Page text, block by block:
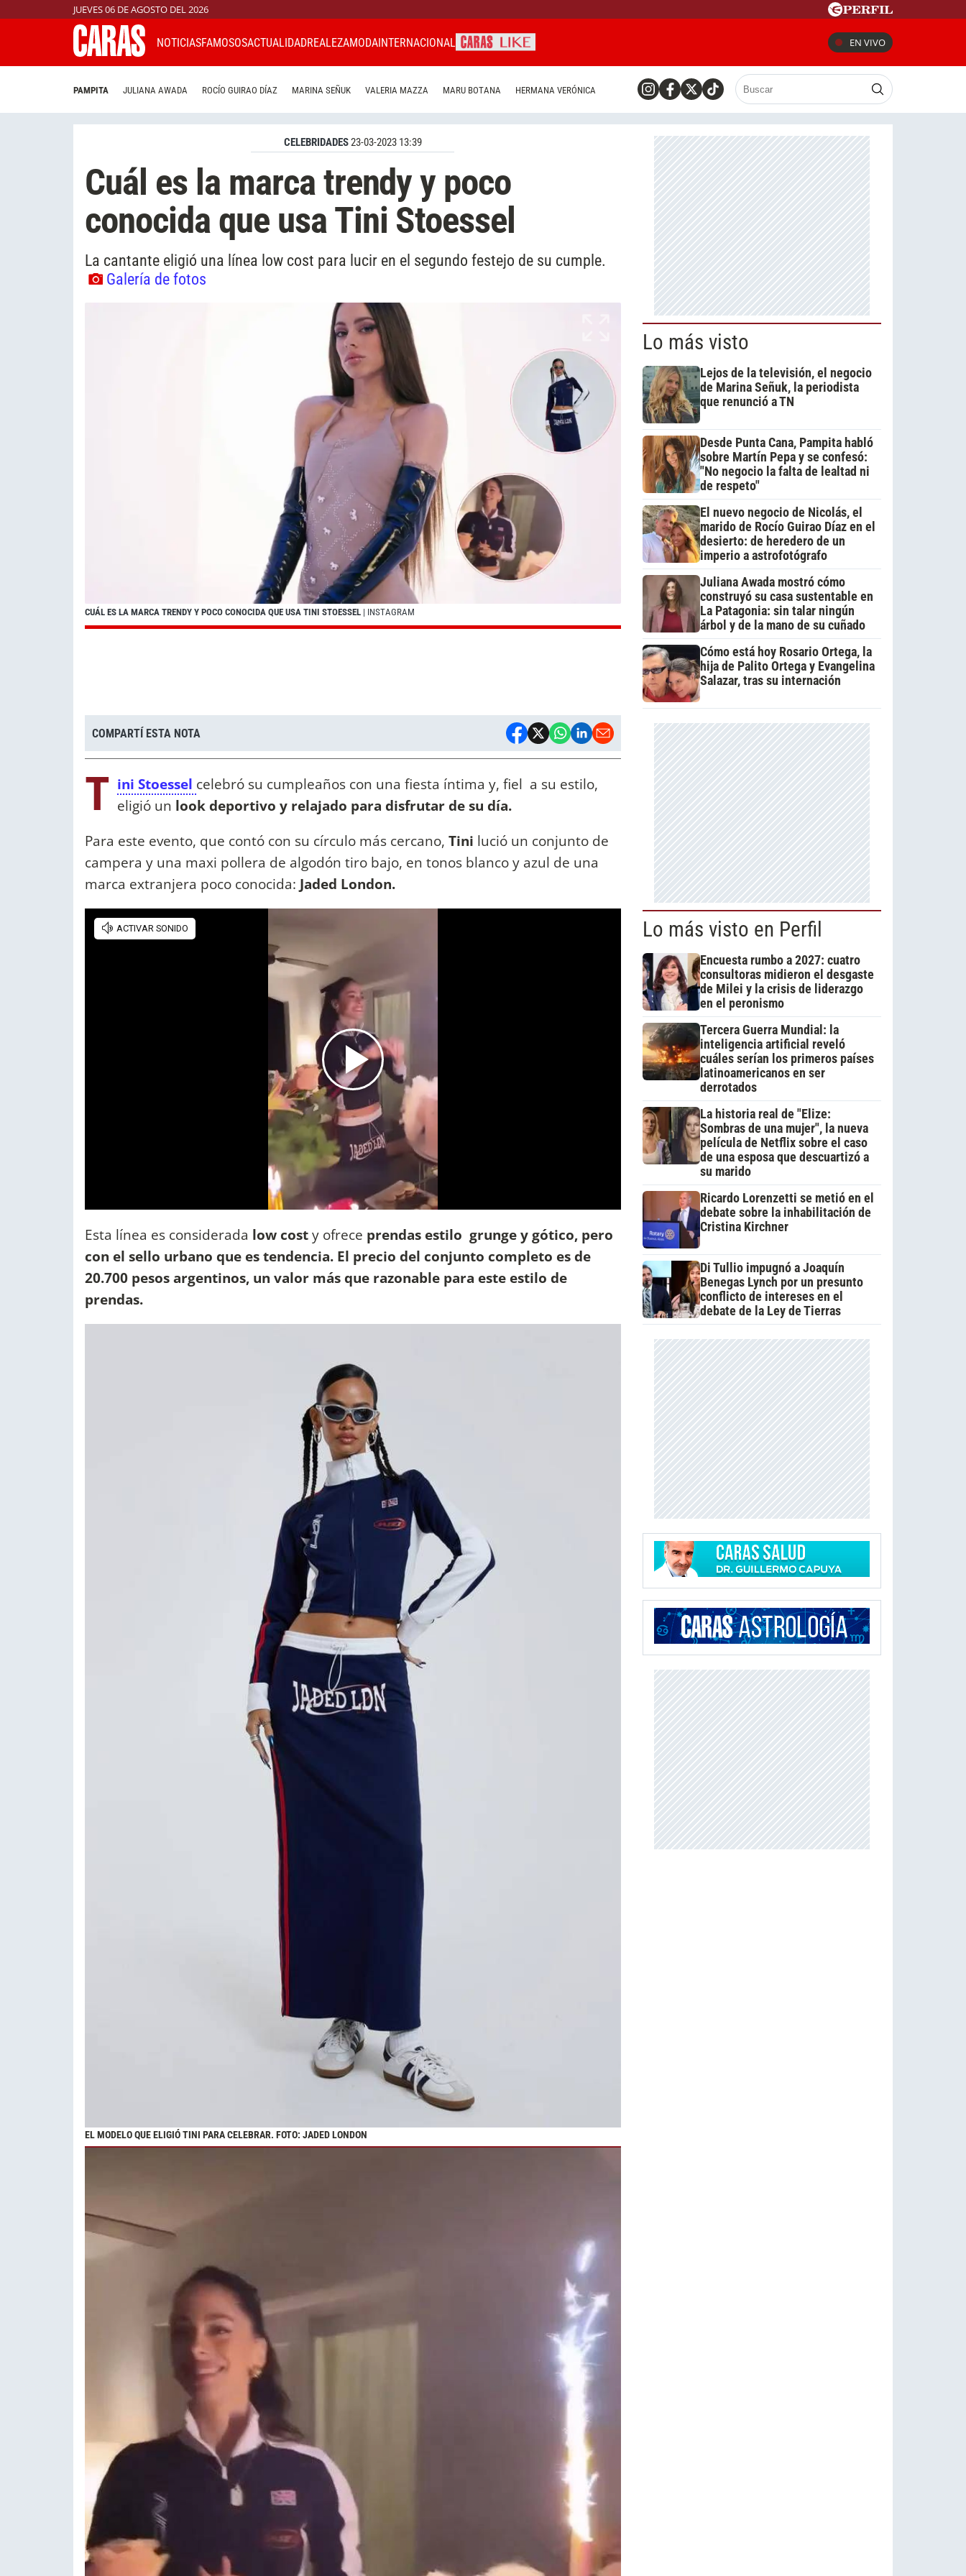
JUEVES 06 DE AGOSTO DEL 2026
NOTICIASFAMOSOSACTUALIDADREALEZAMODAINTERNACIONAL EN VIVO
PAMPITA JULIANA AWADA ROCÍO GUIRAO DÍAZ MARINA SEÑUK VALERIA MAZZA MARU BOTANA HERMANA VERÓNICA
CELEBRIDADES23-03-2023 13:39
Cuál es la marca trendy y poco
conocida que usa Tini Stoessel
La cantante eligió una línea low cost para lucir en el segundo festejo de su cumple.
Galería de fotos
CUÁL ES LA MARCA TRENDY Y POCO CONOCIDA QUE USA TINI STOESSEL | INSTAGRAM
COMPARTÍ ESTA NOTA
T ini Stoessel celebró su cumpleaños con una fiesta íntima y, fiel a su estilo,
eligió un look deportivo y relajado para disfrutar de su día.
Para este evento, que contó con su círculo más cercano, Tini lució un conjunto de
campera y una maxi pollera de algodón tiro bajo, en tonos blanco y azul de una
marca extranjera poco conocida: Jaded London.
Esta línea es considerada low costy ofrece prendas estilo grunge y gótico, pero
con el sello urbano que es tendencia. El precio del conjunto completo es de
20.700 pesos argentinos, un valor más que razonable para este estilo de
prendas.
EL MODELO QUE ELIGIÓ TINI PARA CELEBRAR. FOTO: JADED LONDON
Lo más visto
Lejos de la televisión, el negocio
de Marina Señuk, la periodista
que renunció a TN
Desde Punta Cana, Pampita habló
sobre Martín Pepa y se confesó:
"No negocio la falta de lealtad ni
de respeto"
El nuevo negocio de Nicolás, el
marido de Rocío Guirao Díaz en el
desierto: de heredero de un
imperio a astrofotógrafo
Juliana Awada mostró cómo
construyó su casa sustentable en
La Patagonia: sin talar ningún
árbol y de la mano de su cuñado
Cómo está hoy Rosario Ortega, la
hija de Palito Ortega y Evangelina
Salazar, tras su internación
Lo más visto en Perfil
Encuesta rumbo a 2027: cuatro
consultoras midieron el desgaste
de Milei y la crisis de liderazgo
en el peronismo
Tercera Guerra Mundial: la
inteligencia artificial reveló
cuáles serían los primeros países
latinoamericanos en ser
derrotados
La historia real de "Elize:
Sombras de una mujer", la nueva
película de Netflix sobre el caso
de una esposa que descuartizó a
su marido
Ricardo Lorenzetti se metió en el
debate sobre la inhabilitación de
Cristina Kirchner
Di Tullio impugnó a Joaquín
Benegas Lynch por un presunto
conflicto de intereses en el
debate de la Ley de Tierras